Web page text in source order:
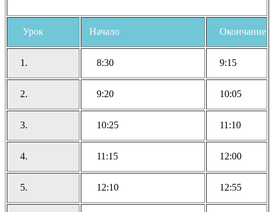
Урок Начало Окончание
1. 8:30 9:15
2. 9:20 10:05
3. 10:25 11:10
4. 11:15 12:00
5. 12:10 12:55